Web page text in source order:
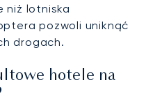
niż lotniska
pozwoli uniknąć
drogach.
hotele na